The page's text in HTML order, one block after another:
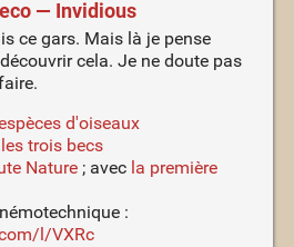
— Invidious
ce gars. Mais là je pense
cela. Je ne doute pas
d'oiseaux
trois becs
Nature; avec la première
:
l/VXRc